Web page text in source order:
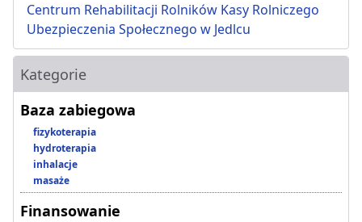
Centrum Rehabilitacji Rolników Kasy Rolniczego
Ubezpieczenia Społecznego w Jedlcu
Kategorie
Baza zabiegowa
fizykoterapia
hydroterapia
inhalacje
masaże
Finansowanie